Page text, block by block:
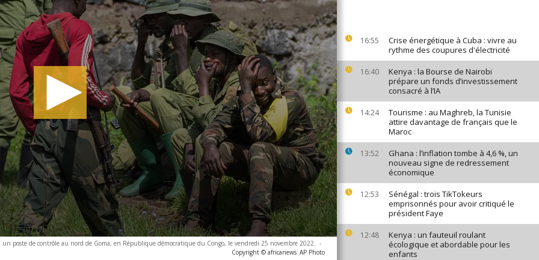
16:55
Crise énergétique à Cuba : vivre au
rythme des coupures d'électricité
16:40
Kenya : la Bourse de Nairobi
prépare un fonds d’investissement
consacré à l’IA
14:24
Tourisme : au Maghreb, la Tunisie
attire davantage de français que le
Maroc
13:52
Ghana : l’inflation tombe à 4,6 %, un
nouveau signe de redressement
économique
12:53
Sénégal : trois TikTokeurs
emprisonnés pour avoir critiqué le
président Faye
12:48
Kenya : un fauteuil roulant
écologique et abordable pour les
enfants
un poste de contrôle au nord de Goma, en République démocratique du Congo, le vendredi 25 novembre 2022. -
Copyright © africanews AP Photo